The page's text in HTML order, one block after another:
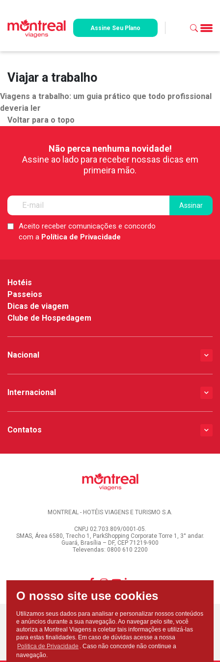
Assine Seu Plano
Viajar a trabalho
Viagens a trabalho: um guia prático que todo profissional
deveria ler
Voltar para o topo
Não perca nenhuma novidade!
Assine ao lado para receber nossas dicas em
primeira mão.
LGPDAceito receber comunicações e concordo
com a Política de Privacidade
Hotéis
Passeios
Dicas de viagem
Clube de Hospedagem
Nacional
Internacional
Contatos
MONTREAL - HOTÉIS VIAGENS E TURISMO S.A.
CNPJ 02.703.809/0001-05.
SMAS, Área 6580, Trecho 1, ParkShopping Corporate Torre 1, 3° andar.
Guará, Brasília – DF, CEP 71219-900
Televendas: 0800 610 2200
Utilizamos seus dados para analisar e personalizar nossos conteúdos
e anúncios durante a sua navegação. Ao navegar pelo site, você
autoriza a Montreal Viagens a coletar tais informações e utilizá-las
para estas finalidades. Em caso de dúvidas acesse a nossa
Politica de Privacidade . Caso não concorde não continue a
navegação.